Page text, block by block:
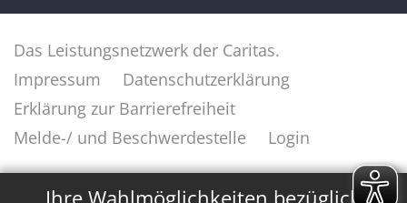
✕
Das Leistungsnetzwerk der Caritas.
Impressum
Datenschutzerklärung
Erklärung zur Barrierefreiheit
Melde-/ und Beschwerdestelle
Login